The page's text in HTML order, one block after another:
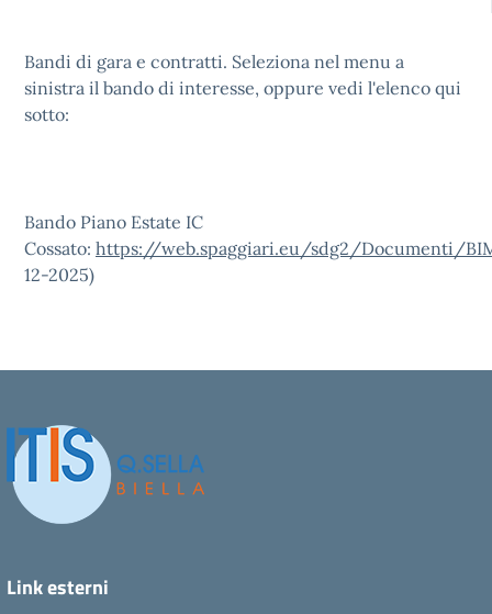
Bandi di gara e contratti. Seleziona nel menu a
sinistra il bando di interesse, oppure vedi l'elenco qui
sotto:
Bando Piano Estate IC
Cossato: https://web.spaggiari.eu/sdg2/Documenti/
12-2025)
Link esterni